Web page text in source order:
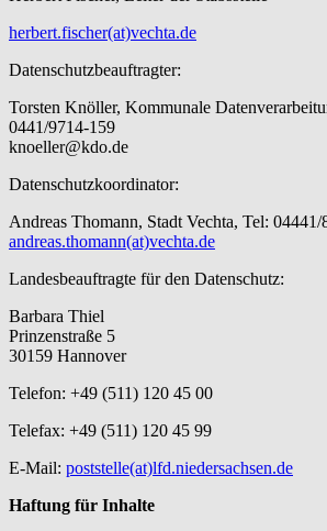
herbert.fischer(at)vechta.de
Datenschutzbeauftragter:
Torsten Knöller, Kommunale
0441/9714-159
knoeller@kdo.de
Datenschutzkoordinator:
Andreas Thomann, Stadt Vechta, Tel: 04441/
andreas.thomann(at)vechta.de
Landesbeauftragte für den Datenschutz:
Barbara Thiel
Prinzenstraße 5
30159 Hannover
Telefon: +49 (511) 120 45 00
Telefax: +49 (511) 120 45 99
E-Mail: poststelle(at)lfd.niedersachsen.de
Haftung für Inhalte